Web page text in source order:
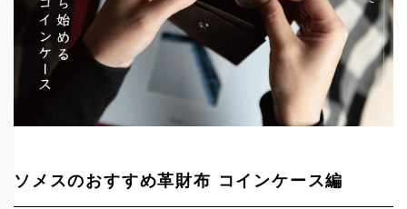
ソメスのおすすめ革財布 コインケース編